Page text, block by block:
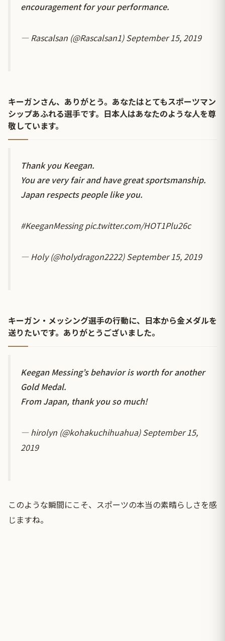
encouragement for your performance.
— Rascalsan (@Rascalsan1)September 15, 2019
キーガンさん、ありがとう。あなたはとてもスポーツマン
シップあふれる選手です。日本人はあなたのような人を尊
敬しています。
Thank you Keegan.
You are very fair and have great sportsmanship.
Japan respects people like you.
#KeeganMessing pic.twitter.com/HOT1Plu26c
— Holy (@holydragon2222)September 15, 2019
キーガン・メッシング選手の行動に、日本から金メダルを
送りたいです。ありがとうございました。
Keegan Messing’s behavior is worth for another
Gold Medal.
From Japan, thank you so much!
— hirolyn (@kohakuchihuahua)September 15,
2019
このような瞬間にこそ、スポーツの本当の素晴らしさを感
じますね。